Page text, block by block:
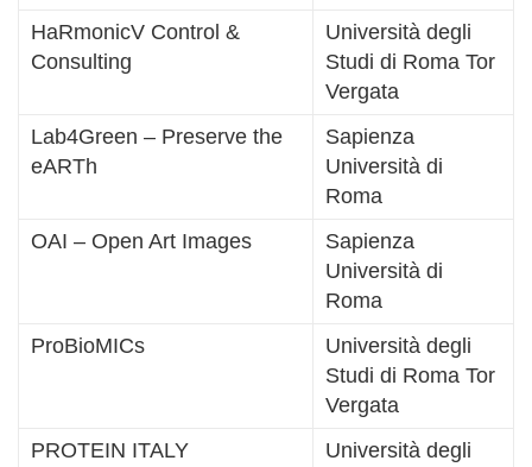
HaRmonicV Control &
Consulting
Università degli
Studi di Roma Tor
Vergata
Lab4Green – Preserve the
eARTh
Sapienza
Università di
Roma
OAI – Open Art Images
Sapienza
Università di
Roma
ProBioMICs
Università degli
Studi di Roma Tor
Vergata
PROTEIN ITALY
Università degli